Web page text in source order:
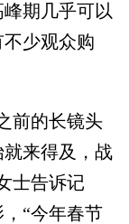
期几乎可以
少观众购
前的长镜头
来得及，战
士告诉记
“今年春节